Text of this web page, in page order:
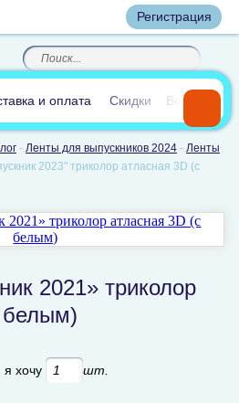
Регистрация
и оплата Скидки Вопросы и
- Ленты для выпускников 2024- Ленты
2023" триколор атласная 3D (с
2021» триколор
белым)
я хочу шт.